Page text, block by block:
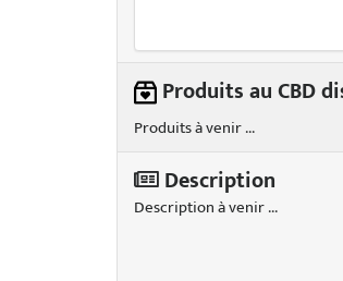
Produits au CBD
Produits à venir ...
Description
Description à venir ...